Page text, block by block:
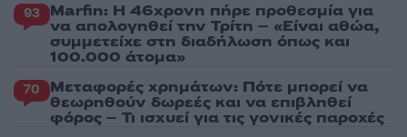
93 Marfin: Η 46χρονη πήρε προθεσμία για
να απολογηθεί την Τρίτη – «Είναι αθώα,
συμμετείχε στη διαδήλωση όπως και
100.000 άτομα»
70 Μεταφορές χρημάτων: Πότε μπορεί να
θεωρηθούν δωρεές και να επιβληθεί
φόρος – Τι ισχυεί για τις γονικές παροχές